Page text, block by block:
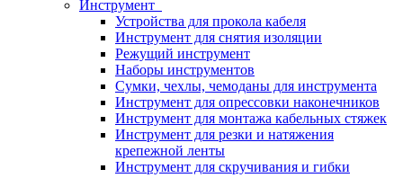
Инструмент
Устройства для прокола кабеля
Инструмент для снятия изоляции
Режущий инструмент
Наборы инструментов
Сумки, чехлы, чемоданы для инструмента
Инструмент для опрессовки наконечников
Инструмент для монтажа кабельных стяжек
Инструмент для резки и натяжения
крепежной ленты
Инструмент для скручивания и гибки